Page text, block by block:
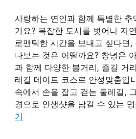
사랑하는 연인과 함께 특별한 추
가요? 복잡한 도시를 벗어나 자
로맨틱한 시간을 보내고 싶다면,
나보는 것은 어떨까요? 창녕은
과 함께 다양한 볼거리, 즐길 거
레길 데이트 코스로 안성맞춤입
속에서 손을 잡고 걷는 둘레길,
경으로 인생샷을 남길 수 있는
기